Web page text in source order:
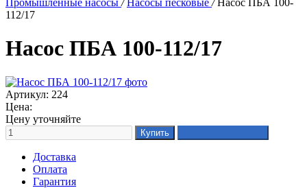
Промышленные насосы / Насосы песковые / Насос ПБА 100-
112/17
Насос ПБА 100-112/17
Артикул: 224
Цена:
Цену уточняйте
Доставка
Оплата
Гарантия